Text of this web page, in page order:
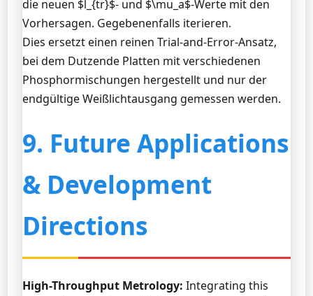
die neuen $l_{tr}$- und $\mu_a$-Werte mit den
Vorhersagen. Gegebenenfalls iterieren.
Dies ersetzt einen reinen Trial-and-Error-Ansatz,
bei dem Dutzende Platten mit verschiedenen
Phosphormischungen hergestellt und nur der
endgültige Weißlichtausgang gemessen werden.
9. Future Applications
& Development
Directions
High-Throughput Metrology: Integrating this